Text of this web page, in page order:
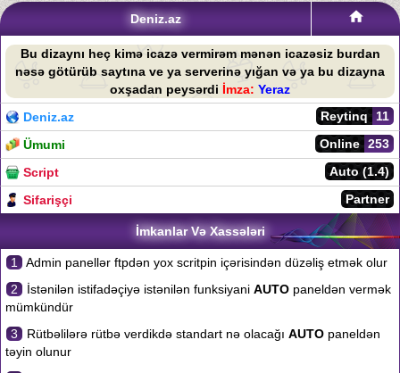
Deniz.az
Bu dizaynı heç kimə icazə vermirəm mənən icazəsiz burdan
nəsə götürüb saytına ve ya serverinə yığan və ya bu dizayna
oxşadan peysərdi İmza: Yeraz
Deniz.az
11
Reytinq
Ümumi
253
Online
Script
Auto (1.4)
Sifarişçi
Partner
İmkanlar Və Xassələri
1
Admin panellər ftpdən yox scritpin içərisindən düzəliş etmək olur
2
İstənilən istifadəçiyə istənilən funksiyani AUTO paneldən vermək
mümkündür
3
Rütbəlilərə rütbə verdikdə standart nə olacağı AUTO paneldən
təyin olunur